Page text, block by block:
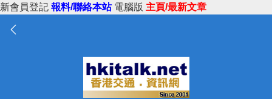
新會員登記 報料/聯絡本站 電腦版 主頁/最新文章